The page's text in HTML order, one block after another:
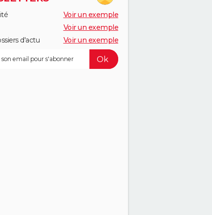
Voir un exemple
Voir un exemple
d'actu
Voir un exemple